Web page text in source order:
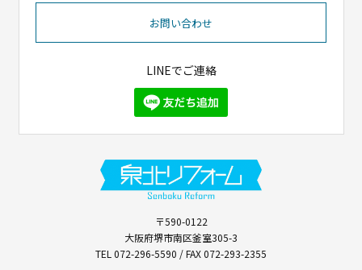
お問い合わせ
LINEでご連絡
〒590-0122
大阪府堺市南区釜室305-3
TEL 072-296-5590 / FAX 072-293-2355